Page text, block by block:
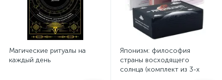
Магические ритуалы на
каждый день
Японизм: философия
страны восходящего
солнца (комплект из 3-х